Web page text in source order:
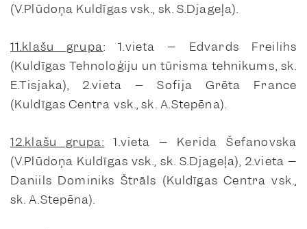
(V.Plūdoņa Kuldīgas vsk., sk. S.Djageļa).
11.klašu grupa: 1.vieta – Edvards Freilihs
(Kuldīgas Tehnoloģiju un tūrisma tehnikums, sk.
E.Tisjaka), 2.vieta – Sofija Grēta France
(Kuldīgas Centra vsk., sk. A.Stepēna).
12.klašu grupa: 1.vieta – Kerida Šefanovska
(V.Plūdoņa Kuldīgas vsk., sk. S.Djageļa), 2.vieta –
Daniils Dominiks Štrāls (Kuldīgas Centra vsk.,
sk. A.Stepēna).